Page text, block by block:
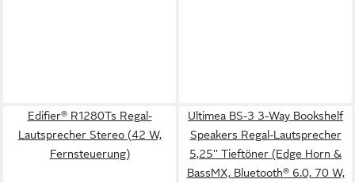
Edifier® R1280Ts Regal-
Lautsprecher Stereo (42 W,
Fernsteuerung)
Ultimea BS-3 3-Way Bookshelf
Speakers Regal-Lautsprecher
5,25'' Tieftöner (Edge Horn &
BassMX, Bluetooth® 6.0, 70 W,